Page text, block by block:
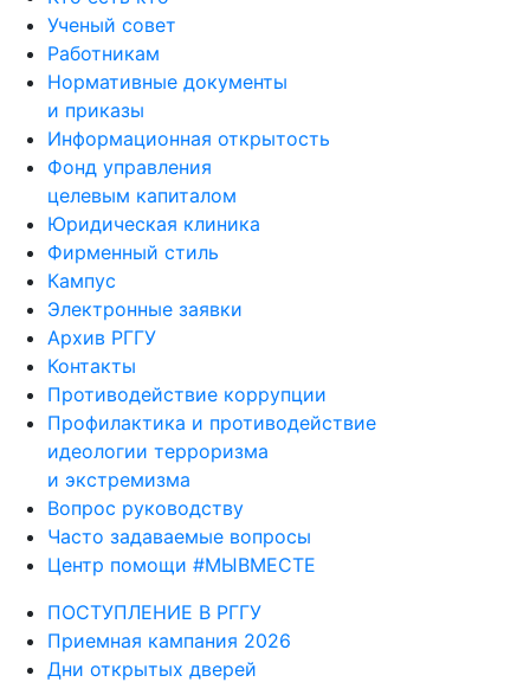
Ученый совет
Работникам
Нормативные документы
и приказы
Информационная открытость
Фонд управления
целевым капиталом
Юридическая клиника
Фирменный стиль
Кампус
Электронные заявки
Архив РГГУ
Контакты
Противодействие коррупции
Профилактика и противодействие
идеологии терроризма
и экстремизма
Вопрос руководству
Часто задаваемые вопросы
Центр помощи #МЫВМЕСТЕ
ПОСТУПЛЕНИЕ В РГГУ
Приемная кампания 2026
Дни открытых дверей